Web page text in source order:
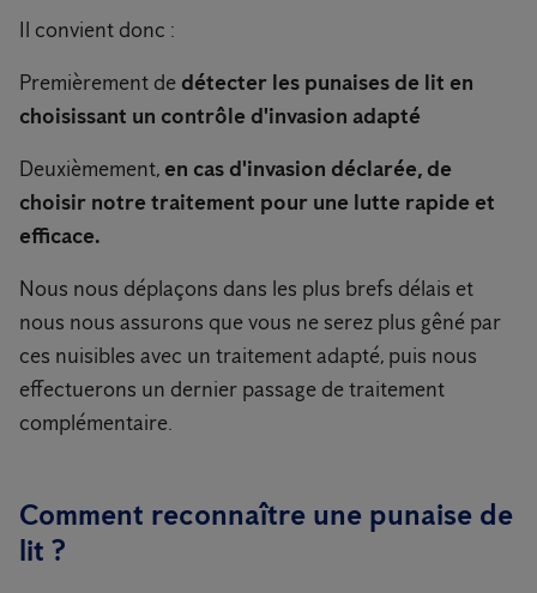
Il convient donc :
Premièrement de détecter les punaises de lit en
choisissant un contrôle d'invasion adapté
Deuxièmement, en cas d'invasion déclarée, de
choisir notre traitement pour une lutte rapide et
efficace.
Nous nous déplaçons dans les plus brefs délais et
nous nous assurons que vous ne serez plus gêné par
ces nuisibles avec un traitement adapté, puis nous
effectuerons un dernier passage de traitement
complémentaire.
Comment reconnaître une punaise de
lit ?